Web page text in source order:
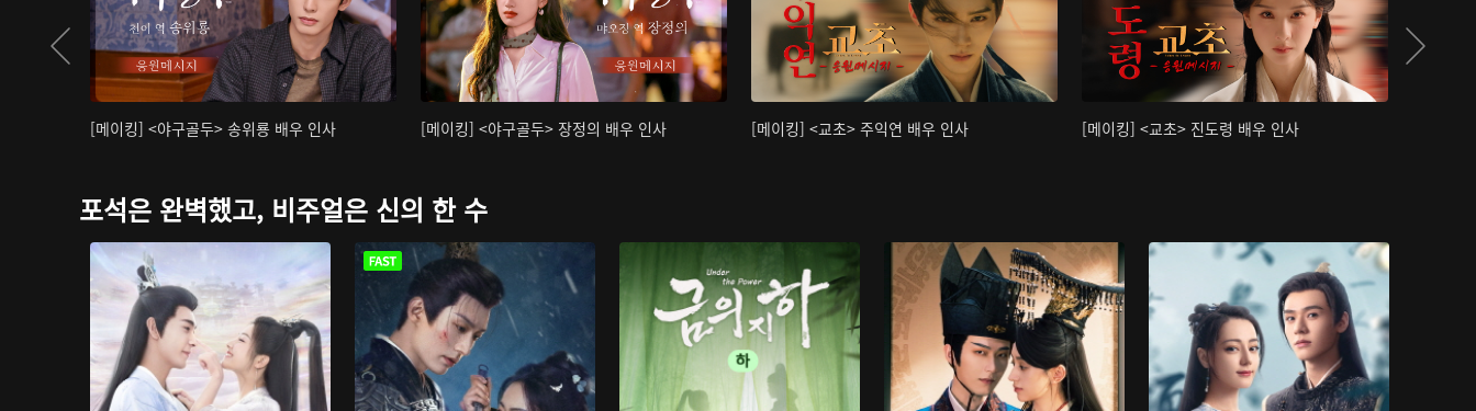
[메이킹] <야구골두> 송위룡 배우 인사 [메이킹] <야구골두> 장정의 배우 인사 [메이킹] <교초> 주익연 배우 인사 [메이킹] <교초> 진도령 배우 인사
포석은 완벽했고, 비주얼은 신의 한 수